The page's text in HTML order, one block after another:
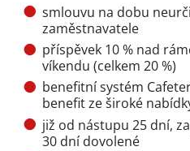
smlouvu na dobu
zaměstnavatele
příspěvek 10 % nad
víkendu (celkem 20 %)
benefitní systém
benefit ze široké
již od nástupu 25 dní,
30 dní dovolené